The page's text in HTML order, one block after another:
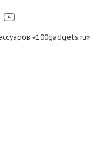
«100gadgets.ru»